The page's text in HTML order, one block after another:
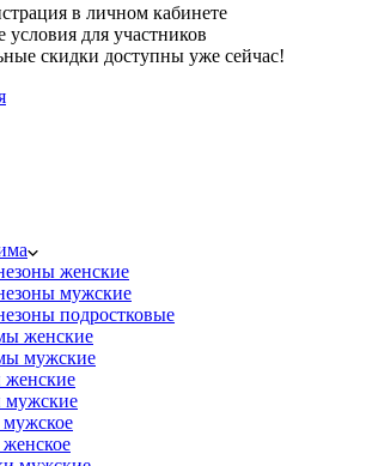
в личном кабинете
для участников
скидки доступны уже сейчас!
женские
мужские
подростковые
женские
мужские
женские
мужские
мужское